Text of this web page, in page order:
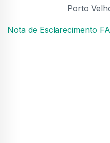
Porto
Nota de Esclarecimento